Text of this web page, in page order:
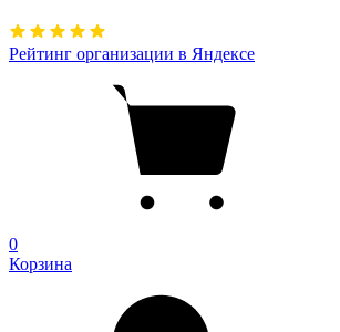
Рейтинг организации в Яндексе
0
Корзина